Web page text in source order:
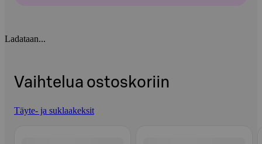
Ladataan...
Vaihtelua ostoskoriin
Täyte- ja suklaakeksit